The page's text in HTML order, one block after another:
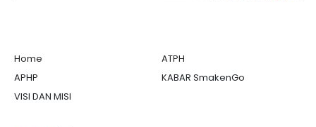
Home
ATPH
APHP
KABAR SmakenGo
VISI DAN MISI